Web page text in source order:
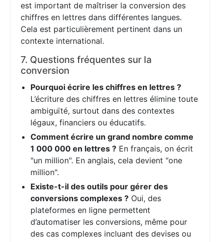
est important de maîtriser la conversion des
chiffres en lettres dans différentes langues.
Cela est particulièrement pertinent dans un
contexte international.
7. Questions fréquentes sur la
conversion
Pourquoi écrire les chiffres en lettres ?
L’écriture des chiffres en lettres élimine toute
ambiguïté, surtout dans des contextes
légaux, financiers ou éducatifs.
Comment écrire un grand nombre comme
1 000 000 en lettres ? En français, on écrit
"un million". En anglais, cela devient "one
million".
Existe-t-il des outils pour gérer des
conversions complexes ? Oui, des
plateformes en ligne permettent
d’automatiser les conversions, même pour
des cas complexes incluant des devises ou